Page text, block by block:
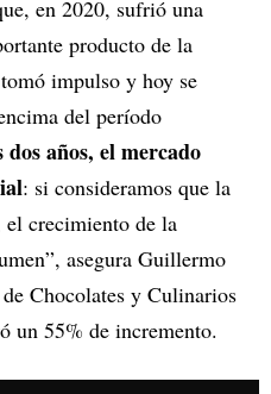
en 2020, sufrió una
producto de la
impulso y hoy se
del período
años, el mercado
: si consideramos que la
el crecimiento de la
asegura Guillermo
Chocolates y Culinarios
un 55% de incremento.